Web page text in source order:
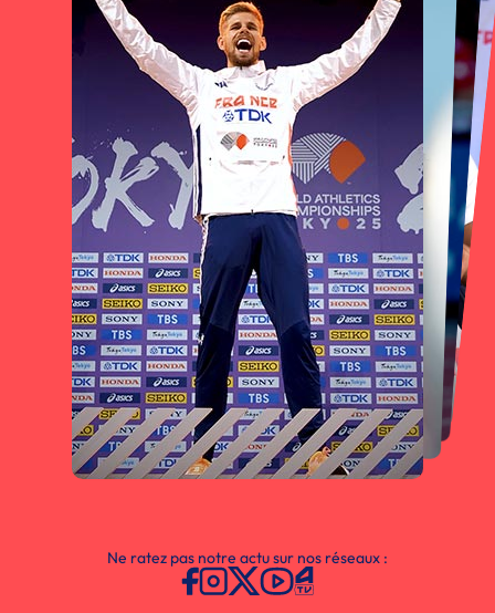
Ne ratez pas notre actu sur nos réseaux :